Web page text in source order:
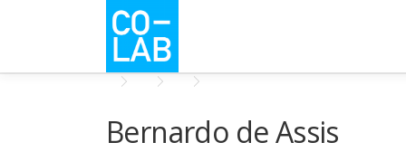
conteúdo
Bernardo de Assis